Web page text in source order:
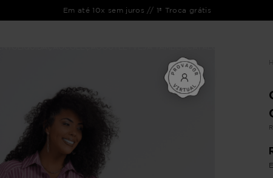
Em até 10x sem juros // 1ª Troca grátis